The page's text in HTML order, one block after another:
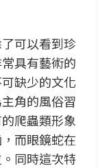
可以看到珍
具有藝術的
缺少的文化
角的風俗習
爬蟲類形象
而眼鏡蛇在
同時這次特